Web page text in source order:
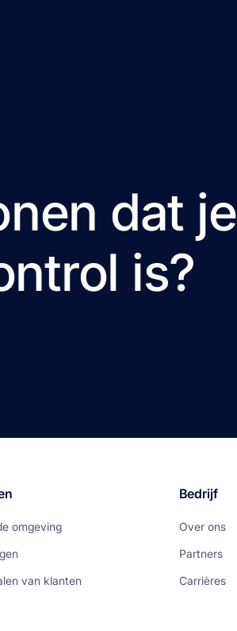
dat je
is?
omgeving
van klanten
Bedrijf
Over ons
Partners
Carrières